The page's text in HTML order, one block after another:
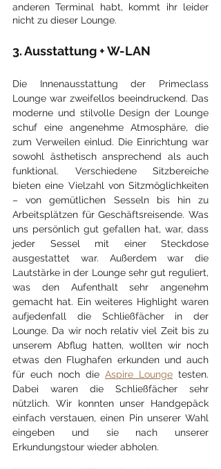
anderen Terminal habt, kommt ihr leider
nicht zu dieser Lounge.
3. Ausstattung + W-LAN
Die Innenausstattung der Primeclass
Lounge war zweifellos beeindruckend. Das
moderne und stilvolle Design der Lounge
schuf eine angenehme Atmosphäre, die
zum Verweilen einlud. Die Einrichtung war
sowohl ästhetisch ansprechend als auch
funktional. Verschiedene Sitzbereiche
bieten eine Vielzahl von Sitzmöglichkeiten
– von gemütlichen Sesseln bis hin zu
Arbeitsplätzen für Geschäftsreisende. Was
uns persönlich gut gefallen hat, war, dass
jeder Sessel mit einer Steckdose
ausgestattet war. Außerdem war die
Lautstärke in der Lounge sehr gut reguliert,
was den Aufenthalt sehr angenehm
gemacht hat. Ein weiteres Highlight waren
aufjedenfall die Schließfächer in der
Lounge. Da wir noch relativ viel Zeit bis zu
unserem Abflug hatten, wollten wir noch
etwas den Flughafen erkunden und auch
für euch noch die Aspire Lounge testen.
Dabei waren die Schließfächer sehr
nützlich. Wir konnten unser Handgepäck
einfach verstauen, einen Pin unserer Wahl
eingeben und sie nach unserer
Erkundungstour wieder abholen.